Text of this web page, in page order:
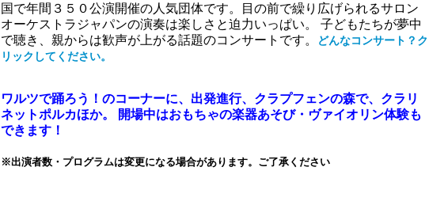
国で年間３５０公演開催の人気団体です。目の前で繰り広げられるサロン
オーケストラジャパンの演奏は楽しさと迫力いっぱい。 子どもたちが夢中
で聴き、親からは歓声が上がる話題のコンサートです。
どんなコンサート？ク
リックしてください。
ワルツで踊ろう！のコーナーに、出発進行、クラプフェンの森で、クラリ
ネットポルカほか。 開場中はおもちゃの楽器あそび・ヴァイオリン体験も
できます！
※出演者数・プログラムは変更になる場合があります。ご了承ください